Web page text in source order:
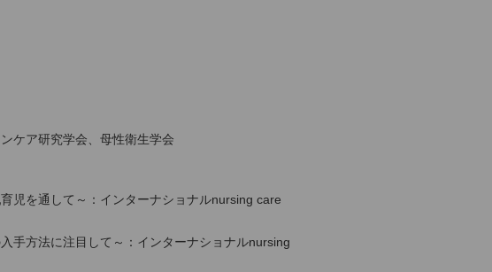
ケア研究学会、母性衛生学会
児を通して～：インターナショナルnursing care
手方法に注目して～：インターナショナルnursing